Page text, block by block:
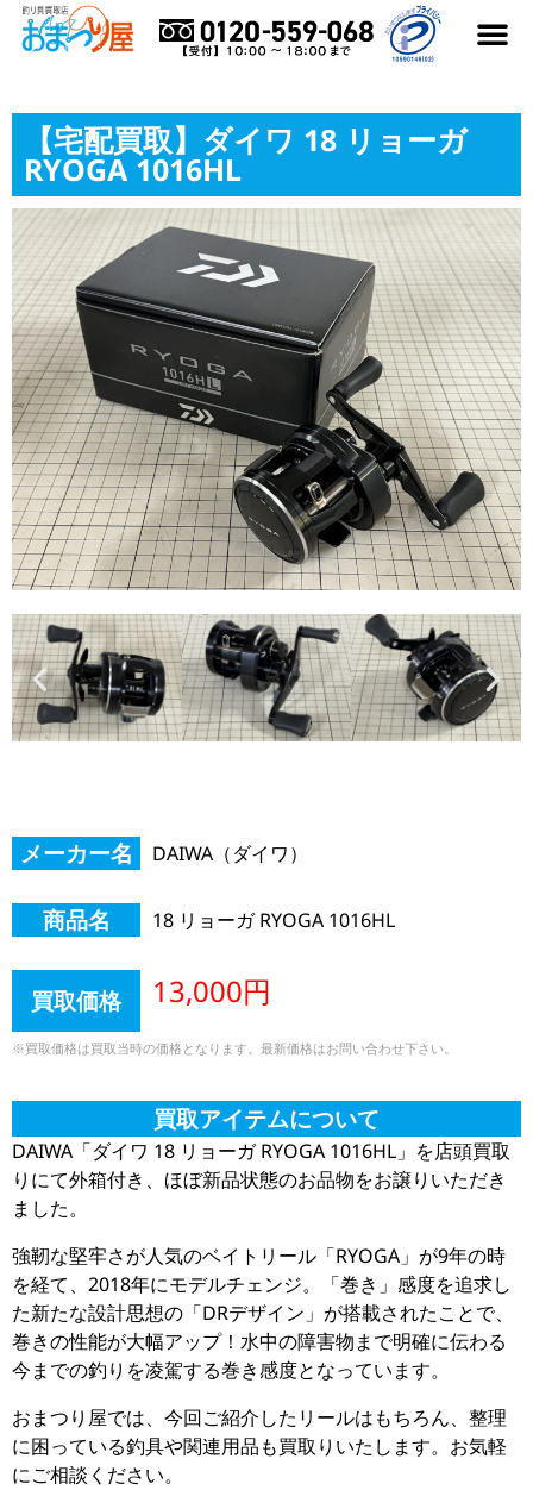
【宅配買取】ダイワ 18 リョーガ
RYOGA 1016HL
メーカー名 DAIWA（ダイワ）
商品名 18 リョーガ RYOGA 1016HL
買取価格 13,000円
※買取価格は買取当時の価格となります。最新価格はお問い合わせ下さい。
買取アイテムについて
DAIWA「ダイワ 18 リョーガ RYOGA 1016HL」を店頭買取
りにて外箱付き、ほぼ新品状態のお品物をお譲りいただき
ました。
強靭な堅牢さが人気のベイトリール「RYOGA」が9年の時
を経て、2018年にモデルチェンジ。「巻き」感度を追求し
た新たな設計思想の「DRデザイン」が搭載されたことで、
巻きの性能が大幅アップ！水中の障害物まで明確に伝わる
今までの釣りを凌駕する巻き感度となっています。
おまつり屋では、今回ご紹介したリールはもちろん、整理
に困っている釣具や関連用品も買取りいたします。お気軽
にご相談ください。